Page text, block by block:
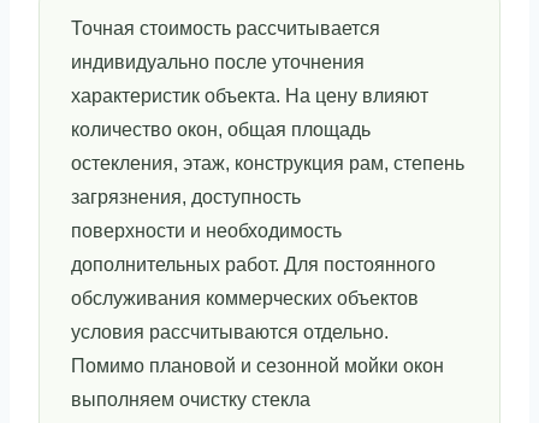
Точная стоимость рассчитывается
индивидуально после уточнения
характеристик объекта. На цену влияют
количество окон, общая площадь
остекления, этаж, конструкция рам, степень
загрязнения, доступность
поверхности и необходимость
дополнительных работ. Для постоянного
обслуживания коммерческих объектов
условия рассчитываются отдельно.
Помимо плановой и сезонной мойки окон
выполняем очистку стекла